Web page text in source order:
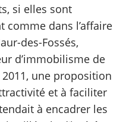
si elles sont
dans l’affaire
des-Fossés,
d’immobilisme de
une proposition
et à faciliter
à encadrer les